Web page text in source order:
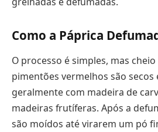
Como a Páprica
O processo é simples, mas
pimentões vermelhos são secos
geralmente com madeira de
madeiras frutíferas. Após a
são moídos até virarem um pó